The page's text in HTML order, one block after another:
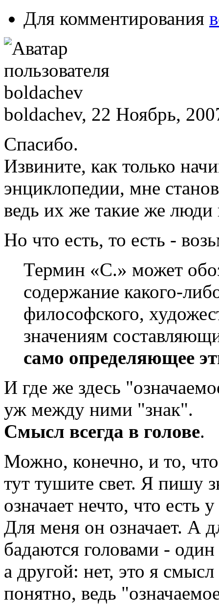
Для комментирования
boldachev, 22 Ноябрь,
Спасибо.
Извините, как только
энциклопедии, мне
ведь их же такие же
Но что есть, то есть -
Термин «С.» может
содержание какого-
философского,
значениям
само определяющее
И где же здесь
уж между ними "знак".
Смысл всегда в голове.
Можно, конечно, и то,
тут тушите свет. Я пишу
означает нечто, что есть
Для меня он означает. А
бадаются головами -
а другой: нет, это я
понятно, ведь